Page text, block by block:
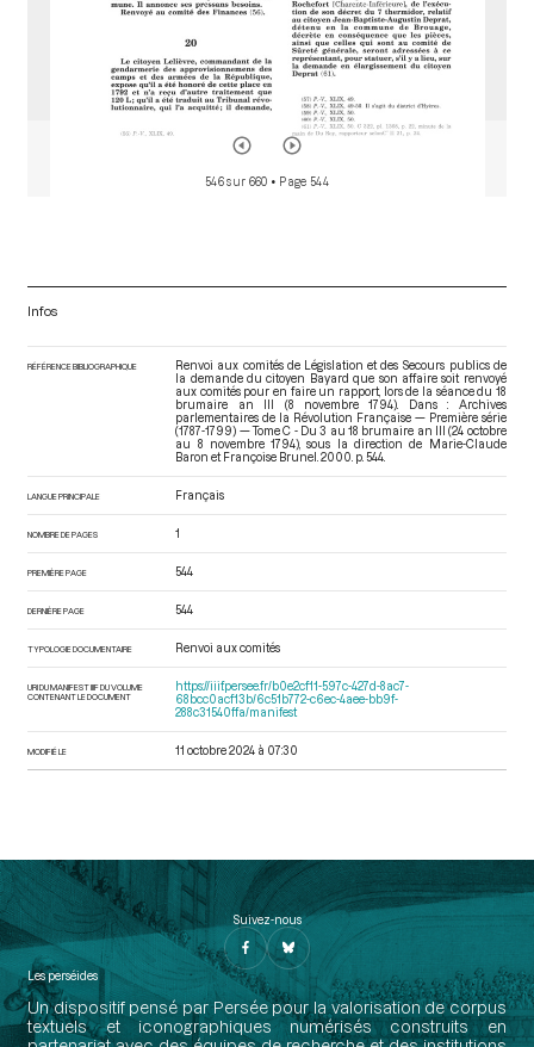
546 sur 660 • Page 544
Infos
RÉFÉRENCE BIBLIOGRAPHIQUE
Renvoi aux comités de Législation et des Secours publics de
la demande du citoyen Bayard que son affaire soit renvoyé
aux comités pour en faire un rapport, lors de la séance du 18
brumaire an III (8 novembre 1794). Dans : Archives
parlementaires de la Révolution Française — Première série
(1787-1799) — Tome C - Du 3 au 18 brumaire an III (24 octobre
au 8 novembre 1794) , sous la direction de Marie-Claude
Baron et Françoise Brunel. 2000. p. 544.
LANGUE PRINCIPALE Français
NOMBRE DE PAGES 1
PREMIÈRE PAGE 544
DERNIÈRE PAGE 544
TYPOLOGIE DOCUMENTAIRE Renvoi aux comités
URI DU MANIFEST IIIF DU VOLUME
CONTENANT LE DOCUMENT
https://iiif.persee.fr/b0e2cf11-597c-427d-8ac7-
68bcc0acf13b/6c51b772-c6ec-4aee-bb9f-
288c31540ffa/manifest
MODIFIÉ LE 11 octobre 2024 à 07:30
Suivez-nous
Les perséides
Un dispositif pensé par Persée pour la valorisation de corpus
textuels et iconographiques numérisés construits en